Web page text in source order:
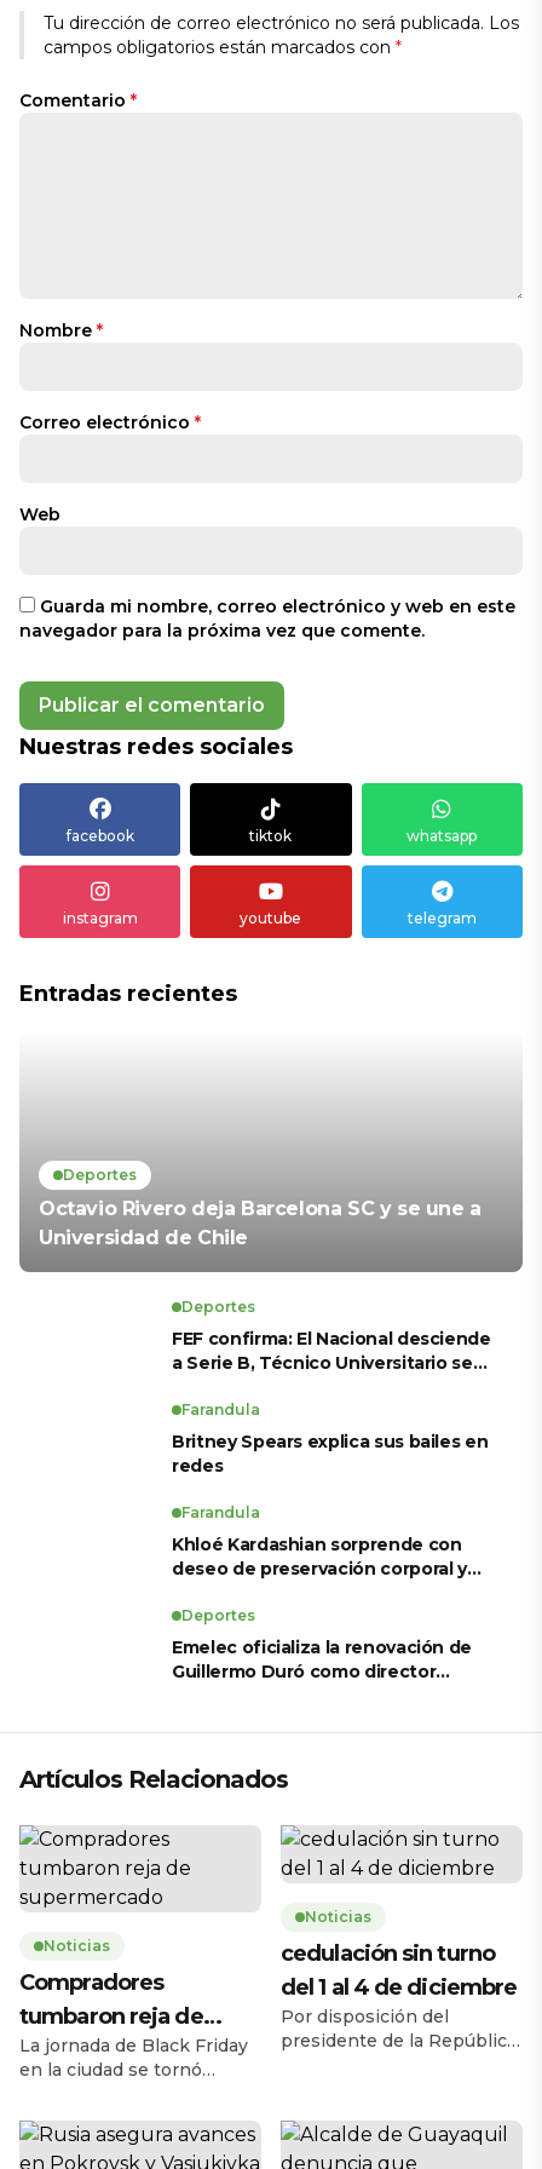
Tu dirección de correo electrónico no será publicada. Los
campos obligatorios están marcados con *
Comentario *
Nombre *
Correo electrónico *
Web
Guarda mi nombre, correo electrónico y web en este
navegador para la próxima vez que comente.
Nuestras redes sociales
facebook tiktok whatsapp
instagram youtube telegram
Entradas recientes
Deportes
Octavio Rivero deja Barcelona SC y se une a
Universidad de Chile
Deportes
FEF confirma: El Nacional desciende
a Serie B, Técnico Universitario se
para LigaPro 2026
Farandula
Britney Spears explica sus bailes en
redes
Farandula
Khloé Kardashian sorprende con
deseo de preservación corporal y
Deportes
Emelec oficializa la renovación de
Guillermo Duró como director
Artículos Relacionados
Noticias
Compradores
tumbaron reja de
supermercado
La jornada de Black Friday
en la ciudad se tornó
jueves 27 de noviembre,
cuando una multitud de
Noticias
cedulación sin turno
del 1 al 4 de diciembre
Por disposición del
presidente de la República,
cedulación sin turno entre
el lunes 1 y el jueves 4 de